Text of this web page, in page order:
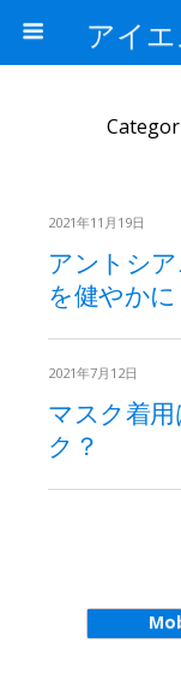
2021年11月19日
アントシ
を健やかに
2021年7月12日
マスク着
ク？